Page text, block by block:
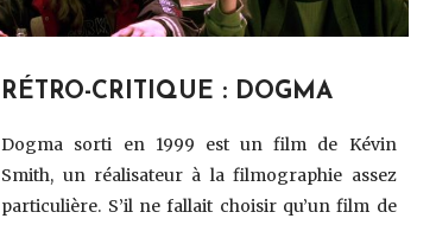
RÉTRO-CRITIQUE : DOGMA
Dogma sorti en 1999 est un film de Kévin
Smith, un réalisateur à la filmographie assez
particulière. S’il ne fallait choisir qu’un film de